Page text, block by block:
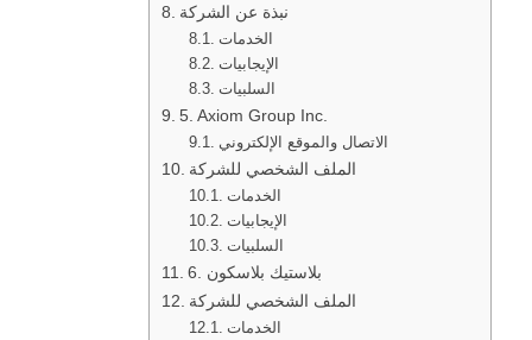
نبذة عن الشركة
الخدمات
الإيجابيات
السلبيات
5. Axiom Group Inc.
الاتصال والموقع الإلكتروني
الخدمات
الإيجابيات
السلبيات
6. بلاستيك بلاسكون
الملف الشخصي للشركة
الخدمات